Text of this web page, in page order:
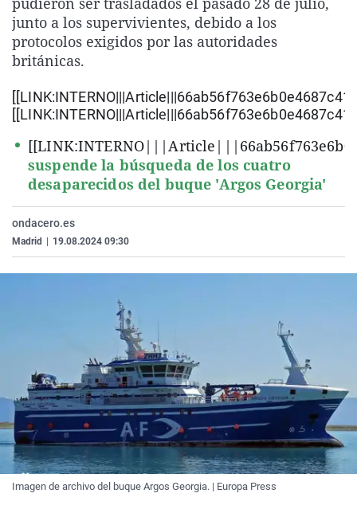
La rosa de los vientos
Gente viajera
Caso
Retornados
Operación Viuda
Extremadura
Galicia
Navarra
País Vasco
Virales
Televisión
junto a los supervivientes, debido a los
protocolos exigidos por las autoridades
británicas.
suspende la búsqueda de los cuatro
desaparecidos del buque 'Argos Georgia'
ondacero.es
Madrid 19.08.2024 09:30
Imagen de archivo del buque Argos Georgia. | Europa Press